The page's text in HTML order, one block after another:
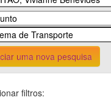
uma nova pesquisa
filtros: